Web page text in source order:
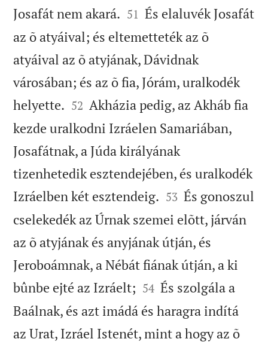
Josafát nem akará. 

51 És elaluvék Josafát
az õ atyáival; és eltemetteték az õ
atyáival az õ atyjának, Dávidnak
városában; és az õ fia, Jórám, uralkodék
helyette. 

52 Akházia pedig, az Akháb fia
kezde uralkodni Izráelen Samariában,
Josafátnak, a Júda királyának
tizenhetedik esztendejében, és uralkodék
Izráelben két esztendeig. 

53 És gonoszul
cselekedék az Úrnak szemei elõtt, járván
az õ atyjának és anyjának útján, és
Jeroboámnak, a Nébát fiának útján, a ki
bûnbe ejté az Izráelt; 

54 És szolgála a
Baálnak, és azt imádá és haragra indítá
az Urat, Izráel Istenét, mint a hogy az õ